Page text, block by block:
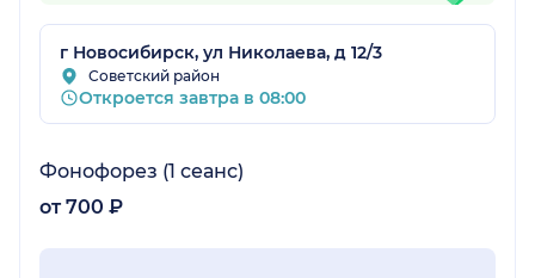
г Новосибирск, ул Николаева, д 12/3
Советский район
Откроется завтра в 08:00
Фонофорез (1 сеанс)
от 700 ₽